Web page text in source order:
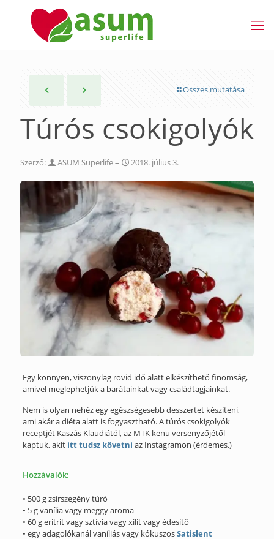
Összes mutatása
Túrós csokigolyók
Szerző: ASUM Superlife– 2018. július 3.
Egy könnyen, viszonylag rövid idő alatt elkészíthető finomság,
amivel meglephetjük a barátainkat vagy családtagjainkat.
Nem is olyan nehéz egy egészségesebb desszertet készíteni,
ami akár a diéta alatt is fogyasztható. A túrós csokigolyók
receptjét Kaszás Klaudiától, az MTK kenu versenyzőjétől
kaptuk, akit itt tudsz követni az Instagramon (érdemes.)
Hozzávalók:
• 500 g zsírszegény túró
• 5 g vanília vagy meggy aroma
• 60 g eritrit vagy sztívia vagy xilit vagy édesítő
• egy adagolókanál vaníliás vagy kókuszosSatislent